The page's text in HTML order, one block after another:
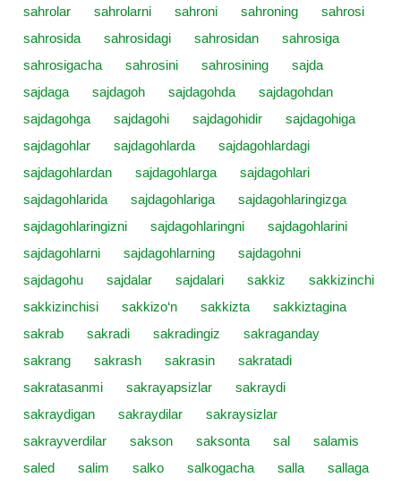
sahrolar
sahrolarni sahroni sahroning
sahrosi
sahrosida
sahrosidagi sahrosidan
sahrosiga
sahrosigacha
sahrosini sahrosining
sajda
sajdaga
sajdagoh sajdagohda
sajdagohdan
sajdagohga
sajdagohi sajdagohidir
sajdagohiga
sajdagohlar
sajdagohlarda
sajdagohlardagi
sajdagohlardan
sajdagohlarga
sajdagohlari
sajdagohlarida
sajdagohlariga
sajdagohlaringizga
sajdagohlaringizni
sajdagohlaringni
sajdagohlarini
sajdagohlarni
sajdagohlarning
sajdagohni
sajdagohu
sajdalar sajdalari sakkiz
sakkizinchi
sakkizinchisi
sakkizo‘n sakkizta
sakkiztagina
sakrab
sakradi sakradingiz
sakraganday
sakrang
sakrash sakrasin
sakratadi
sakratasanmi
sakrayapsizlar
sakraydi
sakraydigan
sakraydilar
sakraysizlar
sakrayverdilar
sakson saksonta sal
salamis
saled
salim salko salkogacha salla
sallaga